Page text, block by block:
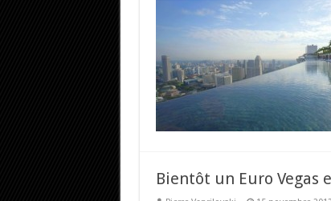
Bientôt un Euro Vegas